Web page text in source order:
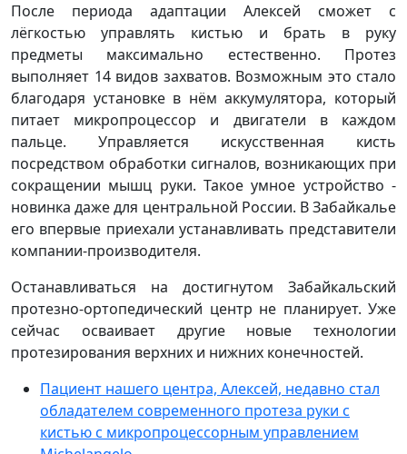
После периода адаптации Алексей сможет с
лёгкостью управлять кистью и брать в руку
предметы максимально естественно. Протез
выполняет 14 видов захватов. Возможным это стало
благодаря установке в нём аккумулятора, который
питает микропроцессор и двигатели в каждом
пальце. Управляется искусственная кисть
посредством обработки сигналов, возникающих при
сокращении мышц руки. Такое умное устройство -
новинка даже для центральной России. В Забайкалье
его впервые приехали устанавливать представители
компании-производителя.
Останавливаться на достигнутом Забайкальский
протезно-ортопедический центр не планирует. Уже
сейчас осваивает другие новые технологии
протезирования верхних и нижних конечностей.
Пациент нашего центра, Алексей, недавно стал
обладателем современного протеза руки с
кистью с микропроцессорным управлением